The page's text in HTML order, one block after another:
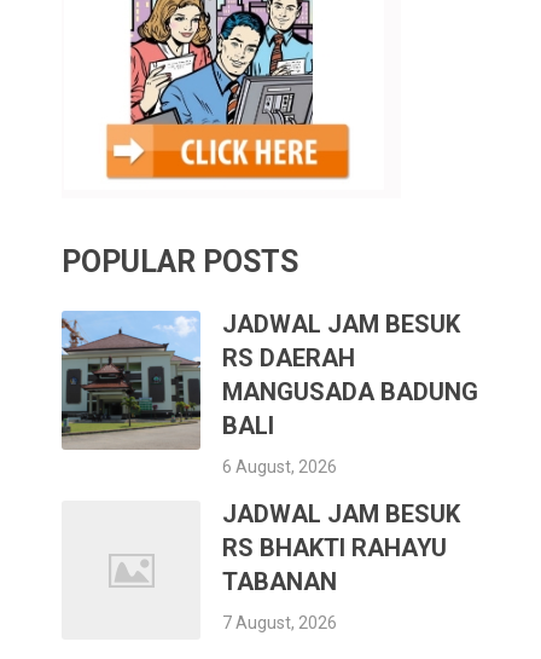
POPULAR POSTS
JADWAL JAM BESUK
RS DAERAH
MANGUSADA BADUNG
BALI
6 August, 2026
JADWAL JAM BESUK
RS BHAKTI RAHAYU
TABANAN
7 August, 2026